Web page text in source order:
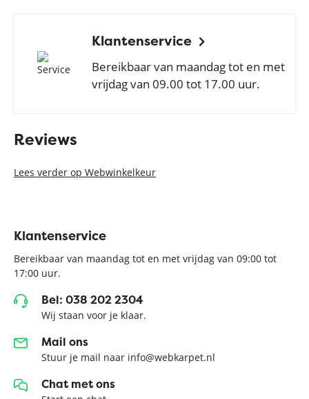
Klantenservice
Bereikbaar van maandag tot en met
vrijdag van 09.00 tot 17.00 uur.
Reviews
Lees verder op Webwinkelkeur
Klantenservice
Bereikbaar van maandag tot en met vrijdag van 09:00 tot
17:00 uur.
Bel: 038 202 2304
Wij staan voor je klaar.
Mail ons
Stuur je mail naar info@webkarpet.nl
Chat met ons